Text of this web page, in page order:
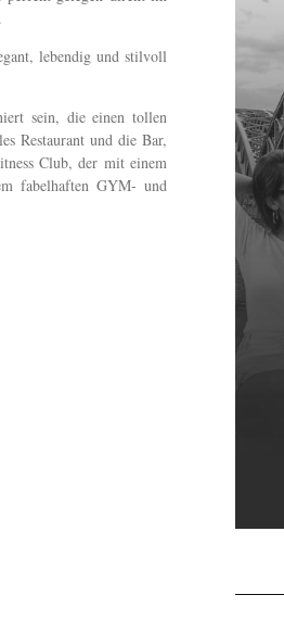
lebendig und stilvoll
sein, die einen tollen
Restaurant und die Bar,
Club, der mit einem
fabelhaften GYM- und